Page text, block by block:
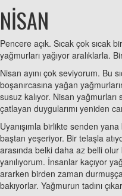
NİSAN
Pencere açık. Sıcak çok sıcak
yağmurları yağıyor aralıklarla.
Nisan ayını çok seviyorum. Bu
boşanırcasına yağan
susuz kalıyor. Nisan
çatlayan duygularımı yeniden
Uyanışımla birlikte senden
baştan yeşeriyor. Bir telaşla
arasında belki daha az belli
yanılıyorum. İnsanlar kaçıyor
ararken birden zaman
bakıyorlar. Yağmurun tadını